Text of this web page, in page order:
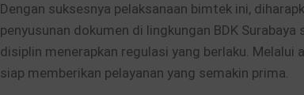
Dengan suksesnya pelaksanaan bimtek ini,
penyusunan dokumen di lingkungan BDK
disiplin menerapkan regulasi yang berlaku. Melalui
siap memberikan pelayanan yang semakin prima.